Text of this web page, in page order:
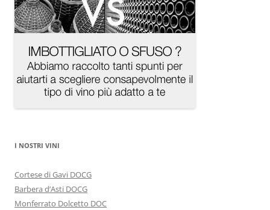
I NOSTRI VINI
Cortese di Gavi DOCG
Barbera d’Asti DOCG
Monferrato Dolcetto DOC